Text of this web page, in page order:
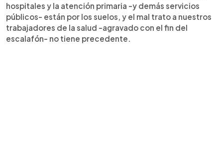
hospitales y la atención primaria -y demás servicios
públicos- están por los suelos, y el mal trato a nuestros
trabajadores de la salud -agravado con el fin del
escalafón- no tiene precedente.